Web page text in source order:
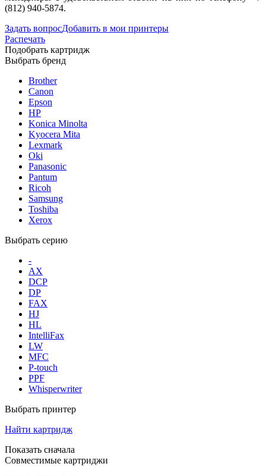
(812) 940-5874.
Задать вопросДобавить в мои принтеры
Распечать
Подобрать картридж
Выбрать бренд
Brother
Canon
Epson
HP
Konica Minolta
Kyocera Mita
Lexmark
Oki
Panasonic
Pantum
Ricoh
Samsung
Toshiba
Xerox
Выбрать серию
-
AX
DCP
DP
FAX
HJ
HL
IntelliFax
LW
MFC
P-touch
PPF
Whisperwriter
Выбрать принтер
Найти картридж
Показать сначала
Совместимые картриджи